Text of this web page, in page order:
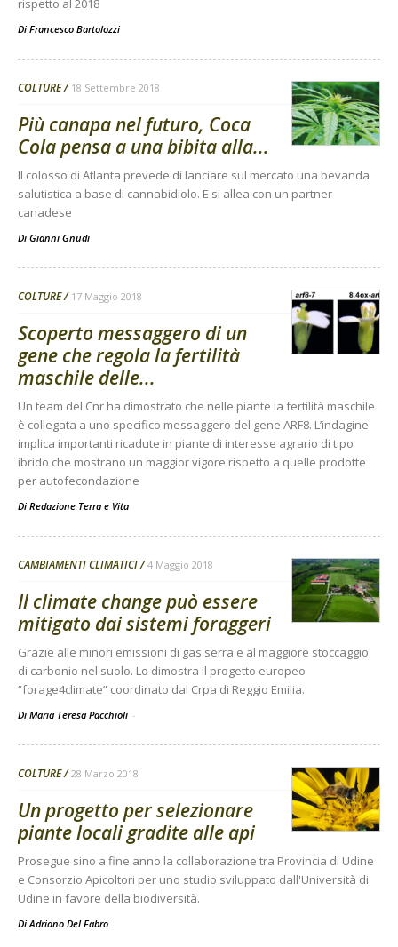
rispetto al 2018
Di Francesco Bartolozzi
COLTURE 18 Settembre 2018
Più canapa nel futuro, Coca
Cola pensa a una bibita alla...
Il colosso di Atlanta prevede di lanciare sul mercato una bevanda
salutistica a base di cannabidiolo. E si allea con un partner
canadese
Di Gianni Gnudi
COLTURE 17 Maggio 2018
Scoperto messaggero di un
gene che regola la fertilità
maschile delle...
Un team del Cnr ha dimostrato che nelle piante la fertilità maschile
è collegata a uno specifico messaggero del gene ARF8. L’indagine
implica importanti ricadute in piante di interesse agrario di tipo
ibrido che mostrano un maggior vigore rispetto a quelle prodotte
per autofecondazione
Di Redazione Terra e Vita
CAMBIAMENTI CLIMATICI 4 Maggio 2018
Il climate change può essere
mitigato dai sistemi foraggeri
Grazie alle minori emissioni di gas serra e al maggiore stoccaggio
di carbonio nel suolo. Lo dimostra il progetto europeo
“forage4climate” coordinato dal Crpa di Reggio Emilia.
Di Maria Teresa Pacchioli -
COLTURE 28 Marzo 2018
Un progetto per selezionare
piante locali gradite alle api
Prosegue sino a fine anno la collaborazione tra Provincia di Udine
e Consorzio Apicoltori per uno studio sviluppato dall'Università di
Udine in favore della biodiversità.
DiAdriano Del Fabro